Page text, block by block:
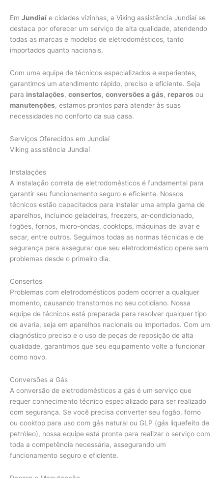
Em Jundiaí e cidades vizinhas, a Viking assistência Jundiaí se
destaca por oferecer um serviço de alta qualidade, atendendo
todas as marcas e modelos de eletrodomésticos, tanto
importados quanto nacionais.
Com uma equipe de técnicos especializados e experientes,
garantimos um atendimento rápido, preciso e eficiente. Seja
para instalações, consertos, conversões a gás, reparos ou
manutenções, estamos prontos para atender às suas
necessidades no conforto da sua casa.
Serviços Oferecidos em Jundiaí
Viking assistência Jundiaí
Instalações
A instalação correta de eletrodomésticos é fundamental para
garantir seu funcionamento seguro e eficiente. Nossos
técnicos estão capacitados para instalar uma ampla gama de
aparelhos, incluindo geladeiras, freezers, ar-condicionado,
fogões, fornos, micro-ondas, cooktops, máquinas de lavar e
secar, entre outros. Seguimos todas as normas técnicas e de
segurança para assegurar que seu eletrodoméstico opere sem
problemas desde o primeiro dia.
Consertos
Problemas com eletrodomésticos podem ocorrer a qualquer
momento, causando transtornos no seu cotidiano. Nossa
equipe de técnicos está preparada para resolver qualquer tipo
de avaria, seja em aparelhos nacionais ou importados. Com um
diagnóstico preciso e o uso de peças de reposição de alta
qualidade, garantimos que seu equipamento volte a funcionar
como novo.
Conversões a Gás
A conversão de eletrodomésticos a gás é um serviço que
requer conhecimento técnico especializado para ser realizado
com segurança. Se você precisa converter seu fogão, forno
ou cooktop para uso com gás natural ou GLP (gás liquefeito de
petróleo), nossa equipe está pronta para realizar o serviço com
toda a competência necessária, assegurando um
funcionamento seguro e eficiente.